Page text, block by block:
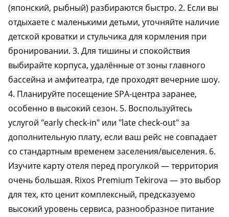
(японский, рыбный) разбираются быстро. 2. Если вы
отдыхаете с маленькими детьми, уточняйте наличие
детской кроватки и стульчика для кормления при
бронировании. 3. Для тишины и спокойствия
выбирайте корпуса, удалённые от зоны главного
бассейна и амфитеатра, где проходят вечерние шоу.
4. Планируйте посещение SPA-центра заранее,
особенно в высокий сезон. 5. Воспользуйтесь
услугой "early check-in" или "late check-out" за
дополнительную плату, если ваш рейс не совпадает
со стандартным временем заселения/выселения. 6.
Изучите карту отеля перед прогулкой — территория
очень большая. Rixos Premium Tekirova — это выбор
для тех, кто ценит комплексный, предсказуемо
высокий уровень сервиса, разнообразное питание